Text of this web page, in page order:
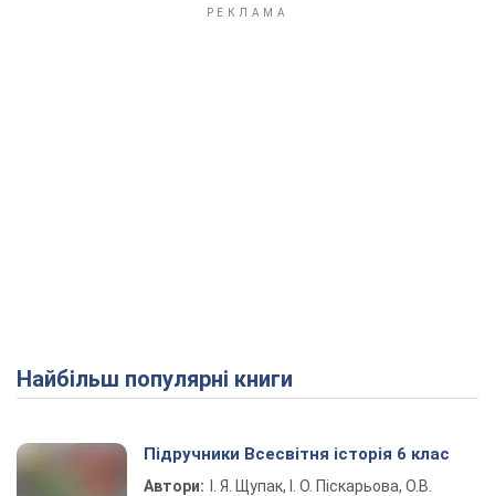
Найбільш популярні книги
Підручники Всесвітня історія 6 клас
Автори:
І. Я. Щупак, І. О. Піскарьова, О.В.